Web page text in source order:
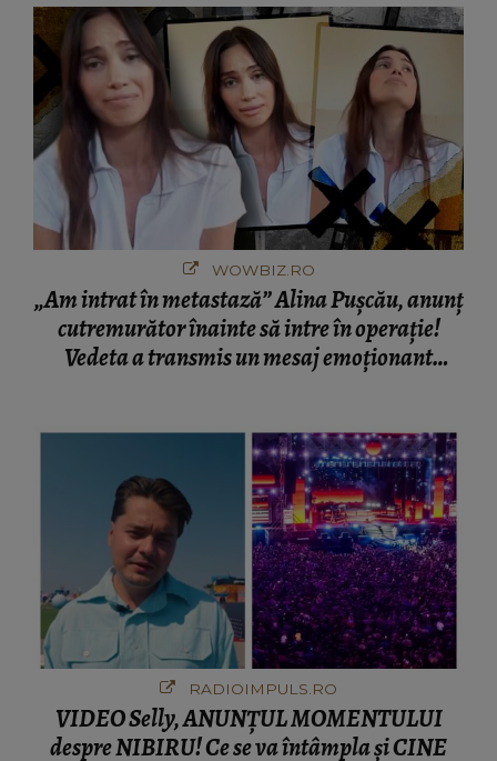
WOWBIZ.RO
„Am intrat în metastază” Alina Pușcău, anunț
cutremurător înainte să intre în operație!
Vedeta a transmis un mesaj emoționant
RADIOIMPULS.RO
VIDEO Selly, ANUNȚUL MOMENTULUI
despre NIBIRU! Ce se va întâmpla și CINE